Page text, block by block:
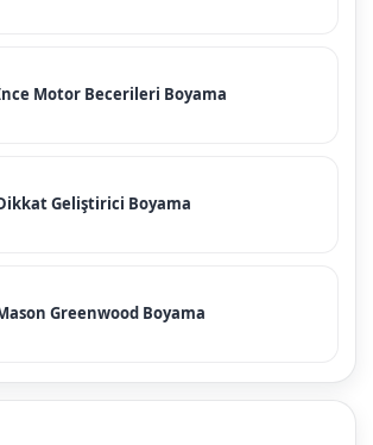
Motor Becerileri Boyama
Geliştirici Boyama
Greenwood Boyama